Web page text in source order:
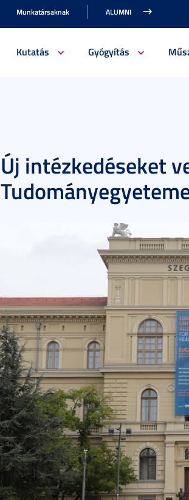
Munkatársaknak ALUMNI
Kutatás Gyógyítás
Új intézkedéseket